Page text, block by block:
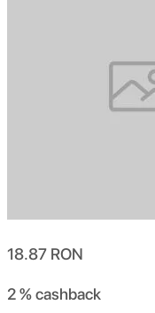
18.87 RON
2 %cashback